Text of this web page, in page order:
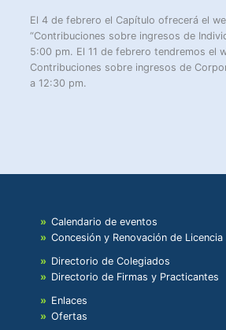
El 4 de febrero el Capítulo ofrecerá el
“Contribuciones sobre ingresos de
5:00 pm. El 11 de febrero tendremos el
Contribuciones sobre ingresos de
a 12:30 pm.
Calendario de eventos
Concesión y Renovación de Licencia
Directorio de Colegiados
Directorio de Firmas y Practicantes
Enlaces
Ofertas